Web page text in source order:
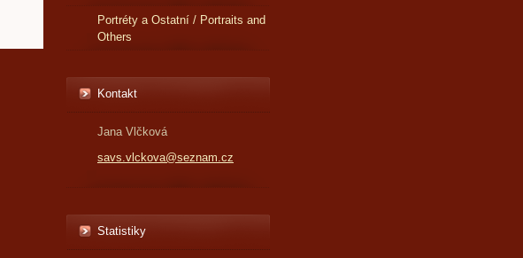
Portréty a Ostatní / Portraits and
Others
Kontakt
Jana Vlčková
savs.vlckova@seznam.cz
Statistiky